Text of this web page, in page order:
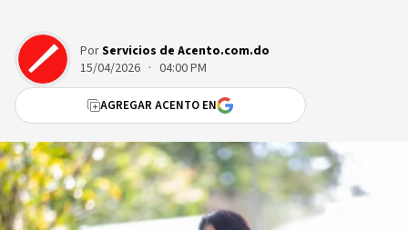
PorServicios de Acento.com.do
15/04/2026 · 04:00 PM
AGREGAR ACENTO EN